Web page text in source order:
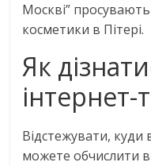
Москві”
косметики в Пітері.
Як
інтернет-
Відстежувати, куди
можете обчислити